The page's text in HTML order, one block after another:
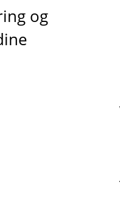
og